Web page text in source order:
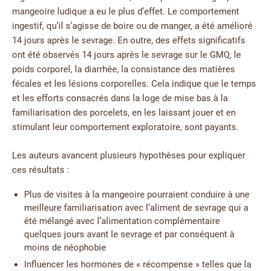
mangeoire ludique a eu le plus d’effet. Le comportement
ingestif, qu’il s’agisse de boire ou de manger, a été amélioré
14 jours après le sevrage. En outre, des effets significatifs
ont été observés 14 jours après le sevrage sur le GMQ, le
poids corporel, la diarrhée, la consistance des matières
fécales et les lésions corporelles. Cela indique que le temps
et les efforts consacrés dans la loge de mise bas à la
familiarisation des porcelets, en les laissant jouer et en
stimulant leur comportement exploratoire, sont payants.
Les auteurs avancent plusieurs hypothèses pour expliquer
ces résultats :
Plus de visites à la mangeoire pourraient conduire à une
meilleure familiarisation avec l’aliment de sevrage qui a
été mélangé avec l’alimentation complémentaire
quelques jours avant le sevrage et par conséquent à
moins de néophobie
Influencer les hormones de « récompense » telles que la